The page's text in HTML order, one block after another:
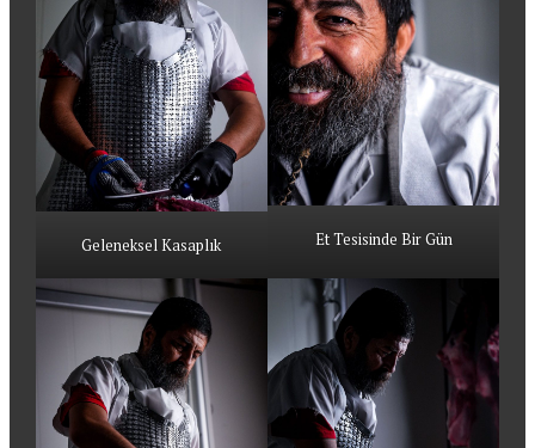
Geleneksel Kasaplık Et Tesisinde Bir Gün